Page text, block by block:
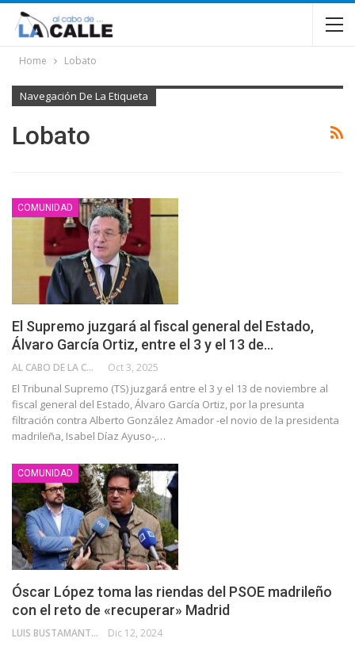
Home Lobato
Navegación De La Etiqueta
Lobato
COMUNIDAD
El Supremo juzgará al fiscal general del Estado,
Álvaro García Ortiz, entre el 3 y el 13 de…
AL CABO DE LA CALLE Oct 3, 2025
El Tribunal Supremo (TS) juzgará entre el 3 y el 13 de noviembre al
fiscal general del Estado, Álvaro García Ortiz, por la presunta
filtración contra Alberto González Amador -el novio de la presidenta
madrileña, Isabel Díaz Ayuso-,…
COMUNIDAD
Óscar López toma las riendas del PSOE madrileño
con el reto de «recuperar» Madrid
LUIS BUSTAMANTE VELARDE Dic 12, 2024